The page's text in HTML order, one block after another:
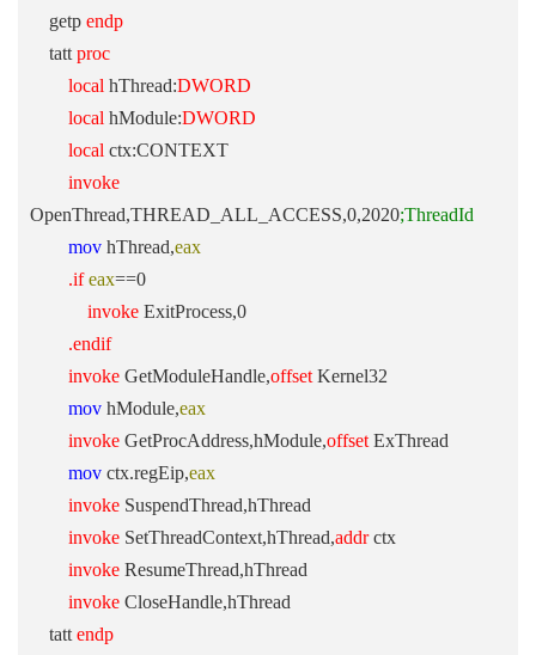
getp endp
tatt proc
local hThread:DWORD
local hModule:DWORD
local ctx:CONTEXT
invoke
OpenThread,THREAD_ALL_ACCESS,0,2020;ThreadId
mov hThread,eax
.if eax==0
invoke ExitProcess,0
.endif
invoke GetModuleHandle,offset Kernel32
mov hModule,eax
invoke GetProcAddress,hModule,offset ExThread
mov ctx.regEip,eax
invoke SuspendThread,hThread
invoke SetThreadContext,hThread,addrctx
invoke ResumeThread,hThread
invoke CloseHandle,hThread
tatt endp